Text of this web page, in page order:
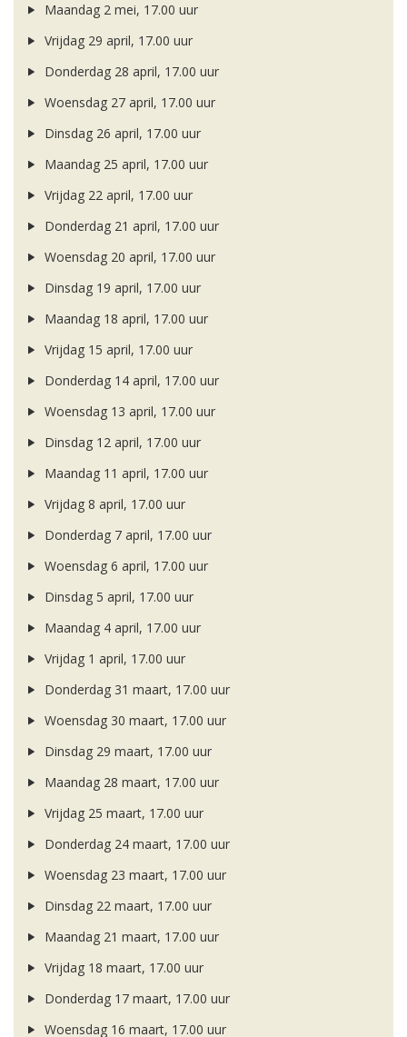
Maandag 2 mei, 17.00 uur
Vrijdag 29 april, 17.00 uur
Donderdag 28 april, 17.00 uur
Woensdag 27 april, 17.00 uur
Dinsdag 26 april, 17.00 uur
Maandag 25 april, 17.00 uur
Vrijdag 22 april, 17.00 uur
Donderdag 21 april, 17.00 uur
Woensdag 20 april, 17.00 uur
Dinsdag 19 april, 17.00 uur
Maandag 18 april, 17.00 uur
Vrijdag 15 april, 17.00 uur
Donderdag 14 april, 17.00 uur
Woensdag 13 april, 17.00 uur
Dinsdag 12 april, 17.00 uur
Maandag 11 april, 17.00 uur
Vrijdag 8 april, 17.00 uur
Donderdag 7 april, 17.00 uur
Woensdag 6 april, 17.00 uur
Dinsdag 5 april, 17.00 uur
Maandag 4 april, 17.00 uur
Vrijdag 1 april, 17.00 uur
Donderdag 31 maart, 17.00 uur
Woensdag 30 maart, 17.00 uur
Dinsdag 29 maart, 17.00 uur
Maandag 28 maart, 17.00 uur
Vrijdag 25 maart, 17.00 uur
Donderdag 24 maart, 17.00 uur
Woensdag 23 maart, 17.00 uur
Dinsdag 22 maart, 17.00 uur
Maandag 21 maart, 17.00 uur
Vrijdag 18 maart, 17.00 uur
Donderdag 17 maart, 17.00 uur
Woensdag 16 maart, 17.00 uur